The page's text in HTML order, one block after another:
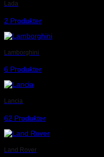
Lada
2 Produkter
Lamborghini
6 Produkter
Lancia
62 Produkter
Land Rover